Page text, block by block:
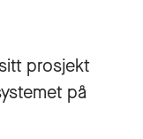
prosjekt
på